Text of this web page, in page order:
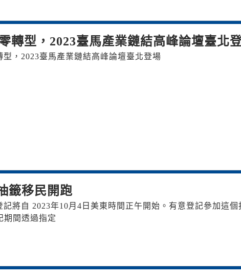
轉型，2023臺馬產業鏈結高峰論壇臺北
型，2023臺馬產業鏈結高峰論壇臺北登場
籤移民開跑
將自 2023年10月4日美東時間正午開始。有意登記參加這個
期間透過指定